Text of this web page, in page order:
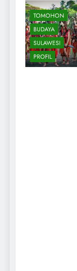
TOMOHON
BUDAYA
SULAWESI
PROFIL